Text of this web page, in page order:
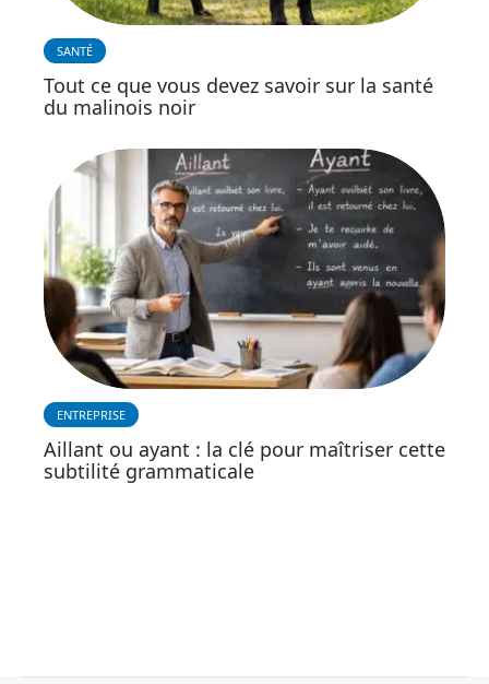
SANTÉ
Tout ce que vous devez savoir sur la santé
du malinois noir
ENTREPRISE
Aillant ou ayant : la clé pour maîtriser cette
subtilité grammaticale